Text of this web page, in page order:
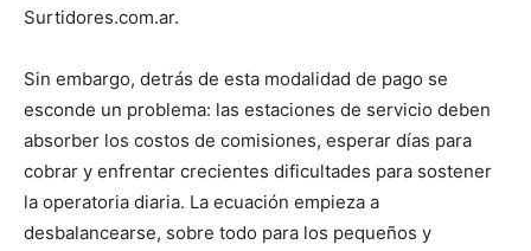
Surtidores.com.ar.
Sin embargo, detrás de esta modalidad de pago se
esconde un problema: las estaciones de servicio deben
absorber los costos de comisiones, esperar días para
cobrar y enfrentar crecientes dificultades para sostener
la operatoria diaria. La ecuación empieza a
desbalancearse, sobre todo para los pequeños y